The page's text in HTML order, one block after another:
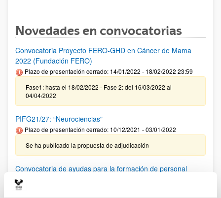
Novedades en convocatorias
Convocatoria Proyecto FERO-GHD en Cáncer de Mama
2022 (Fundación FERO)
Plazo de presentación cerrado: 14/01/2022 - 18/02/2022 23:59
Fase1: hasta el 18/02/2022 - Fase 2: del 16/03/2022 al
04/04/2022
PIFG21/27: “Neurociencias"
Plazo de presentación cerrado: 10/12/2021 - 03/01/2022
Se ha publicado la propuesta de adjudicación
Convocatoria de ayudas para la formación de personal
investigador con instituciones y empresas 2021